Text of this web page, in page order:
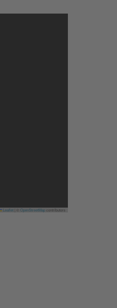
Leaflet OpenStreetMapcontributors